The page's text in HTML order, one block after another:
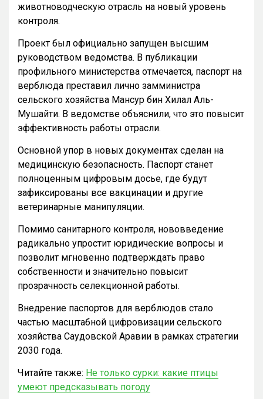
животноводческую отрасль на новый уровень
контроля.
Проект был официально запущен высшим
руководством ведомства. В публикации
профильного министерства отмечается, паспорт на
верблюда преставил лично замминистра
сельского хозяйства Мансур бин Хилал Аль-
Мушайти. В ведомстве объяснили, что это повысит
эффективность работы отрасли.
Основной упор в новых документах сделан на
медицинскую безопасность. Паспорт станет
полноценным цифровым досье, где будут
зафиксированы все вакцинации и другие
ветеринарные манипуляции.
Помимо санитарного контроля, нововведение
радикально упростит юридические вопросы и
позволит мгновенно подтверждать право
собственности и значительно повысит
прозрачность селекционной работы.
Внедрение паспортов для верблюдов стало
частью масштабной цифровизации сельского
хозяйства Саудовской Аравии в рамках стратегии
2030 года.
Читайте также: Не только сурки: какие птицы
умеют предсказывать погоду